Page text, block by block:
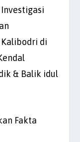
di
& Balik idul
Fakta